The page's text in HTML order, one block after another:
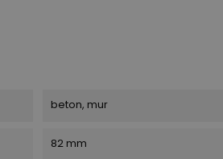
beton, mur
82 mm